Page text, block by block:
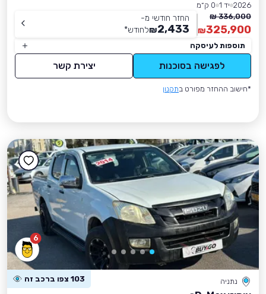
2026 יד 1
0 ק״מ
336,000 ₪
325,900
₪
החזר חודשי מ-
2,433
₪לחודש*
תוספות לעיסקה
לפגישה בסוכנות יצירת קשר
*חישוב ההחזר מפורט בתקנון
6
נתניה 103 צפו ברכב זה